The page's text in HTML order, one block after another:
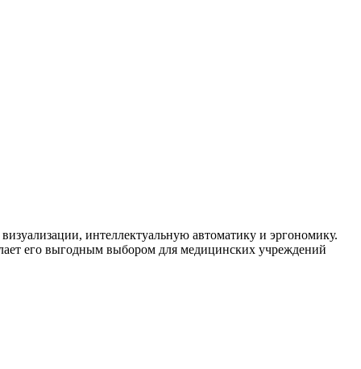
интеллектуальную автоматику и эргономику.
его выгодным выбором для медицинских учреждений